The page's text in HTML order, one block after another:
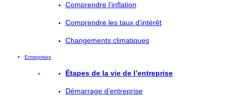
Comprendre l’inflation
Comprendre les taux d’intérêt
Changements climatiques
Entreprises
Étapes de la vie de l’entreprise
Démarrage d’entreprise